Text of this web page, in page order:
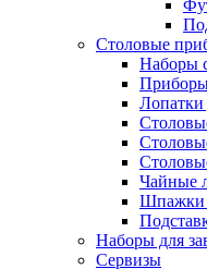
Столовые
Наборы
Приборы
Лопатки
Чайные
Шпажки
Наборы для
Сервизы